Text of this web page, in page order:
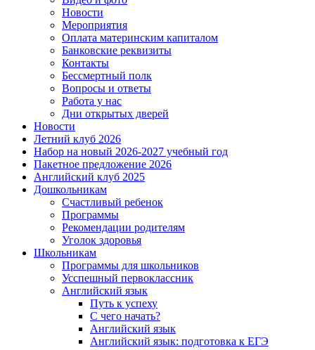
Новости
Мероприятия
Оплата материнским капиталом
Банковские реквизиты
Контакты
Бессмертный полк
Вопросы и ответы
Работа у нас
Дни открытых дверей
Новости
Летний клуб 2026
Набор на новый 2026-2027 учебный год
Пакетное предложение 2026
Английский клуб 2025
Дошкольникам
Счастливый ребенок
Программы
Рекомендации родителям
Уголок здоровья
Школьникам
Программы для школьников
Усспешный первоклассник
Английский язык
Путь к успеху
С чего начать?
Английский язык
Английский язык: подготовка к ЕГЭ